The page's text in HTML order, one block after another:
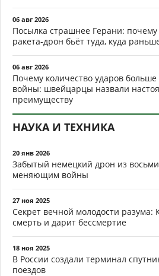
06 авг 2026
Посылка страшнее Герани: почему
ракета-дрон бьёт туда, куда
06 авг 2026
Почему количество ударов
войны: швейцарцы назвали
преимуществу
НАУКА И ТЕХНИКА
20 янв 2026
Забытый немецкий дрон из
меняющим войны
27 ноя 2025
Секрет вечной молодости разума:
смерть и дарит бессмертие
18 ноя 2025
В России создали терминал
поездов